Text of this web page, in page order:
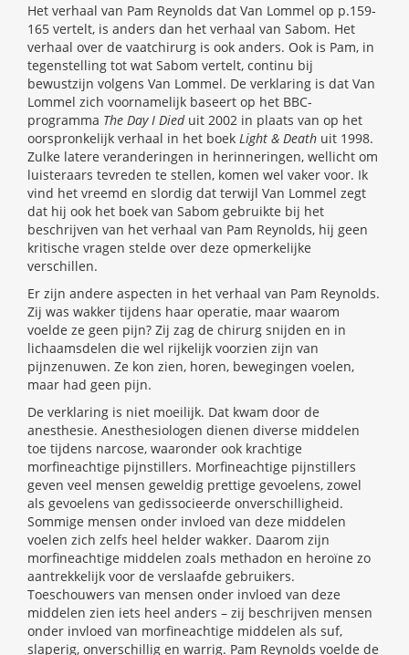
Het verhaal van Pam Reynolds dat Van Lommel op p.159-
165 vertelt, is anders dan het verhaal van Sabom. Het
verhaal over de vaatchirurg is ook anders. Ook is Pam, in
tegenstelling tot wat Sabom vertelt, continu bij
bewustzijn volgens Van Lommel. De verklaring is dat Van
Lommel zich voornamelijk baseert op het BBC-
programma The Day I Dieduit 2002 in plaats van op het
oorspronkelijk verhaal in het boek Light & Death uit 1998.
Zulke latere veranderingen in herinneringen, wellicht om
luisteraars tevreden te stellen, komen wel vaker voor. Ik
vind het vreemd en slordig dat terwijl Van Lommel zegt
dat hij ook het boek van Sabom gebruikte bij het
beschrijven van het verhaal van Pam Reynolds, hij geen
kritische vragen stelde over deze opmerkelijke
verschillen.
Er zijn andere aspecten in het verhaal van Pam Reynolds.
Zij was wakker tijdens haar operatie, maar waarom
voelde ze geen pijn? Zij zag de chirurg snijden en in
lichaamsdelen die wel rijkelijk voorzien zijn van
pijnzenuwen. Ze kon zien, horen, bewegingen voelen,
maar had geen pijn.
De verklaring is niet moeilijk. Dat kwam door de
anesthesie. Anesthesiologen dienen diverse middelen
toe tijdens narcose, waaronder ook krachtige
morfineachtige pijnstillers. Morfineachtige pijnstillers
geven veel mensen geweldig prettige gevoelens, zowel
als gevoelens van gedissocieerde onverschilligheid.
Sommige mensen onder invloed van deze middelen
voelen zich zelfs heel helder wakker. Daarom zijn
morfineachtige middelen zoals methadon en heroïne zo
aantrekkelijk voor de verslaafde gebruikers.
Toeschouwers van mensen onder invloed van deze
middelen zien iets heel anders – zij beschrijven mensen
onder invloed van morfineachtige middelen als suf,
slaperig, onverschillig en warrig. Pam Reynolds voelde de